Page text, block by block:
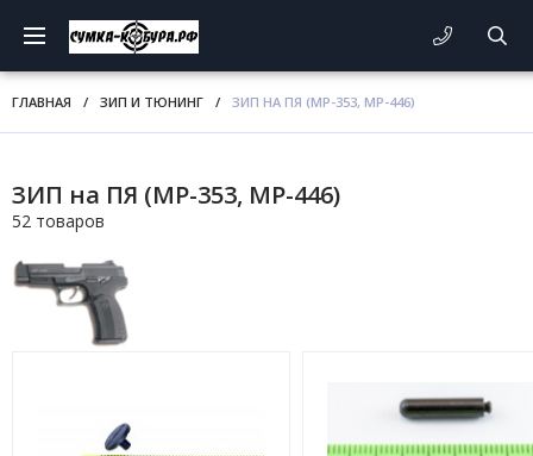
ГЛАВНАЯ / ЗИП И ТЮНИНГ / ЗИП НА ПЯ (МР-353, МР-446)
ЗИП на ПЯ (МР-353, МР-446)
52 товаров